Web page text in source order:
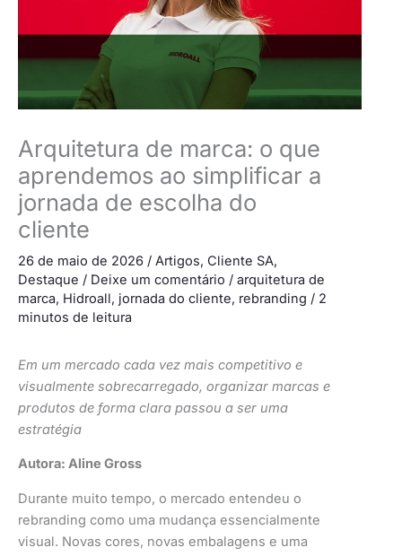
Arquitetura de marca: o que
aprendemos ao simplificar a
jornada de escolha do
cliente
26 de maio de 2026 / Artigos, Cliente SA,
Destaque / Deixe um comentário / arquitetura de
marca, Hidroall, jornada do cliente, rebranding / 2
minutos de leitura
Em um mercado cada vez mais competitivo e
visualmente sobrecarregado, organizar marcas e
produtos de forma clara passou a ser uma
estratégia
Autora: Aline Gross
Durante muito tempo, o mercado entendeu o
rebranding como uma mudança essencialmente
visual. Novas cores, novas embalagens e uma